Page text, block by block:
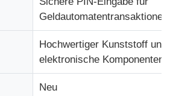
Geldautomatentransaktionen
Hochwertiger Kunststoff und
elektronische Komponenten
Neu